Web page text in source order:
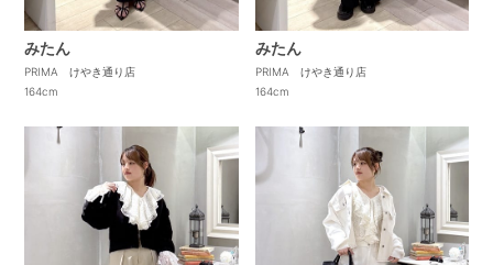
みたん
PRIMA けやき通り店
164cm
みたん
PRIMA けやき通り店
164cm